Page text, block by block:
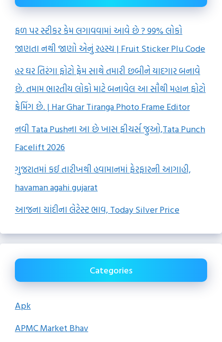
ફળ પર સ્ટીકર કેમ લગાવવામાં આવે છે ? 99% લોકો
જાણતા નથી જાણો એનું રહસ્ય | Fruit Sticker Plu Code
હર ઘર તિરંગા ફોટો ફ્રેમ સાથે તમારી છબીને યાદગાર બનાવે
છે. તમામ ભારતીય લોકો માટે બનાવેલ આ સૌથી મહાન ફોટો
ફ્રેમિંગ છે. | Har Ghar Tiranga Photo Frame Editor
નવી Tata Pushના આ છે ખાસ ફીચર્સ જુઓ,Tata Punch
Facelift 2026
ગુજરાતમાં કઈ તારીખથી હવામાનમાં ફેરફારની આગાહી,
havaman agahi gujarat
આજના ચાંદીના લેટેસ્ટ ભાવ, Today Silver Price
Categories
Apk
APMC Market Bhav